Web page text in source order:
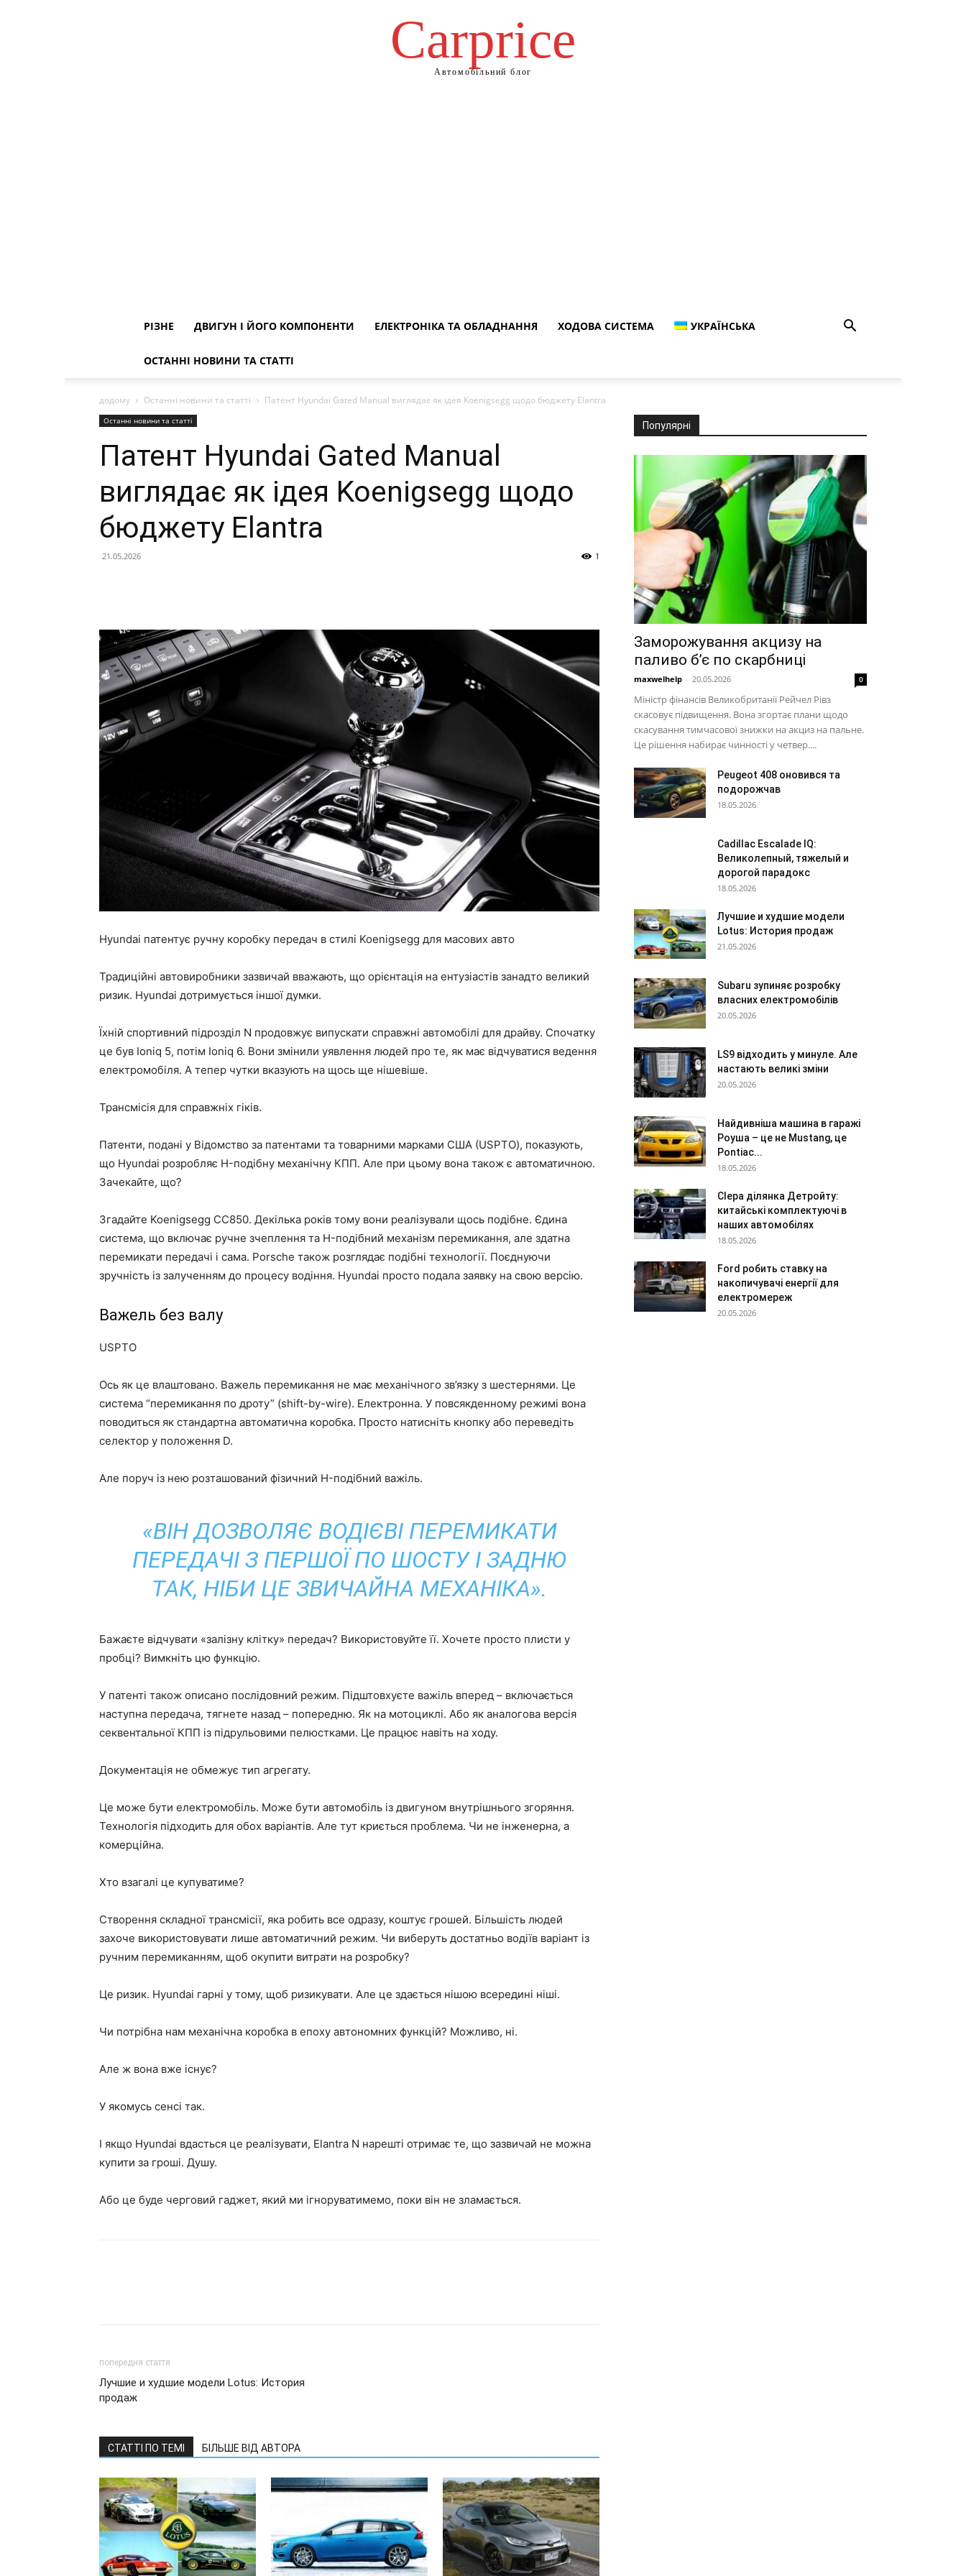
Сarprice
Автомобільний блог
РІЗНЕ ДВИГУН І ЙОГО КОМПОНЕНТИ ЕЛЕКТРОНІКА ТА ОБЛАДНАННЯ ХОДОВА СИСТЕМА УКРАЇНСЬКА
ОСТАННІ НОВИНИ ТА СТАТТІ
додому Останні новини та статті Патент Hyundai Gated Manual виглядає як ідея Koenigsegg щодо бюджету Elantra
Останні новини та статті
Патент Hyundai Gated Manual
виглядає як ідея Koenigsegg щодо
бюджету Elantra
21.05.2026 1
Hyundai патентує ручну коробку передач в стилі Koenigsegg для масових авто
Традиційні автовиробники зазвичай вважають, що орієнтація на ентузіастів занадто великий
ризик. Hyundai дотримується іншої думки.
Їхній спортивний підрозділ N продовжує випускати справжні автомобілі для драйву. Спочатку
це був Ioniq 5, потім Ioniq 6. Вони змінили уявлення людей про те, як має відчуватися ведення
електромобіля. А тепер чутки вказують на щось ще нішевіше.
Трансмісія для справжніх гіків.
Патенти, подані у Відомство за патентами та товарними марками США (USPTO), показують,
що Hyundai розробляє H-подібну механічну КПП. Але при цьому вона також є автоматичною.
Зачекайте, що?
Згадайте Koenigsegg CC850. Декілька років тому вони реалізували щось подібне. Єдина
система, що включає ручне зчеплення та H-подібний механізм перемикання, але здатна
перемикати передачі і сама. Porsche також розглядає подібні технології. Поєднуючи
зручність із залученням до процесу водіння. Hyundai просто подала заявку на свою версію.
Важель без валу
USPTO
Ось як це влаштовано. Важель перемикання не має механічного зв’язку з шестернями. Це
система “перемикання по дроту” (shift-by-wire). Електронна. У повсякденному режимі вона
поводиться як стандартна автоматична коробка. Просто натисніть кнопку або переведіть
селектор у положення D.
Але поруч із нею розташований фізичний H-подібний важіль.
«ВІН ДОЗВОЛЯЄ ВОДІЄВІ ПЕРЕМИКАТИ
ПЕРЕДАЧІ З ПЕРШОЇ ПО ШОСТУ І ЗАДНЮ
ТАК, НІБИ ЦЕ ЗВИЧАЙНА МЕХАНІКА».
Бажаєте відчувати «залізну клітку» передач? Використовуйте її. Хочете просто плисти у
пробці? Вимкніть цю функцію.
У патенті також описано послідовний режим. Підштовхуєте важіль вперед – включається
наступна передача, тягнете назад – попередню. Як на мотоциклі. Або як аналогова версія
секвентальної КПП із підрульовими пелюстками. Це працює навіть на ходу.
Документація не обмежує тип агрегату.
Це може бути електромобіль. Може бути автомобіль із двигуном внутрішнього згоряння.
Технологія підходить для обох варіантів. Але тут криється проблема. Чи не інженерна, а
комерційна.
Хто взагалі це купуватиме?
Створення складної трансмісії, яка робить все одразу, коштує грошей. Більшість людей
захоче використовувати лише автоматичний режим. Чи виберуть достатньо водіїв варіант із
ручним перемиканням, щоб окупити витрати на розробку?
Це ризик. Hyundai гарні у тому, щоб ризикувати. Але це здається нішою всередині ніші.
Чи потрібна нам механічна коробка в епоху автономних функцій? Можливо, ні.
Але ж вона вже існує?
У якомусь сенсі так.
І якщо Hyundai вдасться це реалізувати, Elantra N нарешті отримає те, що зазвичай не можна
купити за гроші. Душу.
Або це буде черговий гаджет, який ми ігноруватимемо, поки він не зламається.
попередня стаття
Лучшие и худшие модели Lotus: История
продаж
СТАТТІ ПО ТЕМІ БІЛЬШЕ ВІД АВТОРА
Популярні
Заморожування акцизу на
паливо б’є по скарбниці
maxwelhelp - 20.05.2026 0
Міністр фінансів Великобританії Рейчел Рівз
скасовує підвищення. Вона згортає плани щодо
скасування тимчасової знижки на акциз на пальне.
Це рішення набирає чинності у четвер....
Peugeot 408 оновився та
подорожчав
18.05.2026
Cadillac Escalade IQ:
Великолепный, тяжелый и
дорогой парадокс
18.05.2026
Лучшие и худшие модели
Lotus: История продаж
21.05.2026
Subaru зупиняє розробку
власних електромобілів
20.05.2026
LS9 відходить у минуле. Але
настають великі зміни
20.05.2026
Найдивніша машина в гаражі
Роуша – це не Mustang, це
Pontiac...
18.05.2026
Сlepa ділянка Детройту:
китайські комплектуючі в
наших автомобілях
18.05.2026
Ford робить ставку на
накопичувачі енергії для
електромереж
20.05.2026